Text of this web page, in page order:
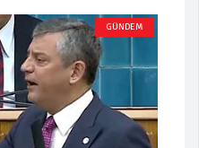
GÜNDEM